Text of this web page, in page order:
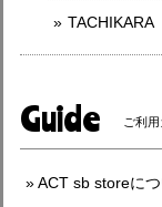
TACHIKARA
Guide ご利
ACT sb storeに